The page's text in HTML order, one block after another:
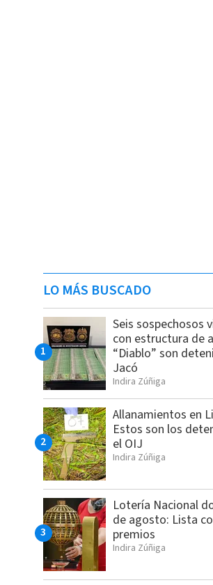
LO MÁS BUSCADO
Seis sospechosos
con estructura de
“Diablo” son
Jacó
Indira Zúñiga
Allanamientos en
Estos son los
el OIJ
Indira Zúñiga
Lotería Nacional
de agosto: Lista
premios
Indira Zúñiga